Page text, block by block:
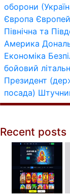
оборони
Європа
Північна та
Америка
Економіка
бойовий
Президент
посада)
Recent posts